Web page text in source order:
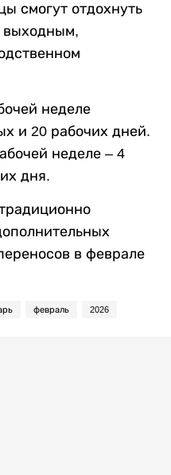
смогут отдохнуть
выходным,
неделе
и 20 рабочих дней.
неделе – 4
дня.
в феврале
февраль 2026